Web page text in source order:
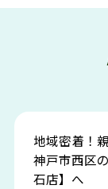
地域密着！
神戸市西区
石店】へ